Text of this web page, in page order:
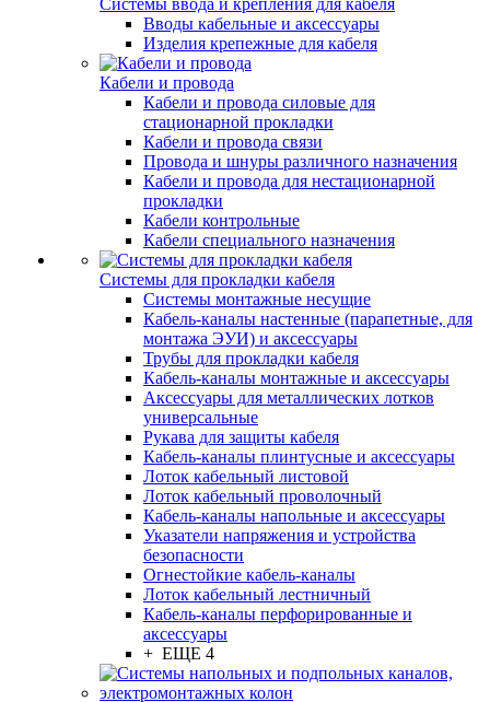
Системы ввода и крепления для кабеля
Вводы кабельные и аксессуары
Изделия крепежные для кабеля
Кабели и провода
Кабели и провода силовые для
стационарной прокладки
Кабели и провода связи
Провода и шнуры различного назначения
Кабели и провода для нестационарной
прокладки
Кабели контрольные
Кабели специального назначения
Системы для прокладки кабеля
Системы монтажные несущие
Кабель-каналы настенные (парапетные, для
монтажа ЭУИ) и аксессуары
Трубы для прокладки кабеля
Кабель-каналы монтажные и аксессуары
Аксессуары для металлических лотков
универсальные
Рукава для защиты кабеля
Кабель-каналы плинтусные и аксессуары
Лоток кабельный листовой
Лоток кабельный проволочный
Кабель-каналы напольные и аксессуары
Указатели напряжения и устройства
безопасности
Огнестойкие кабель-каналы
Лоток кабельный лестничный
Кабель-каналы перфорированные и
аксессуары
+ ЕЩЕ 4